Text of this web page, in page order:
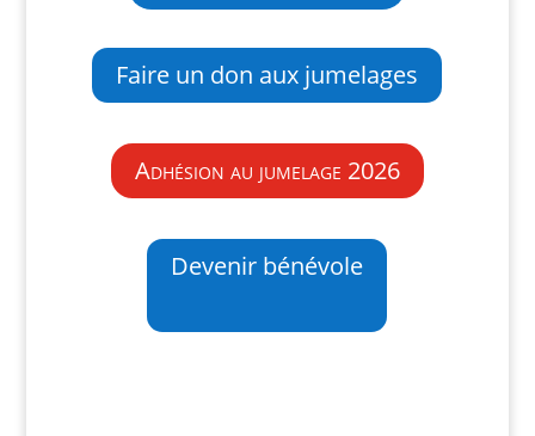
Faire un don aux jumelages
Adhésion au jumelage 2026
Devenir bénévole